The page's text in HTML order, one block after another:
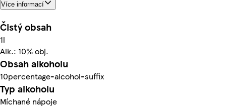
Více informací
Čistý obsah
1l
Alk.: 10% obj.
Obsah alkoholu
10percentage-alcohol-suffix
Typ alkoholu
Míchané nápoje